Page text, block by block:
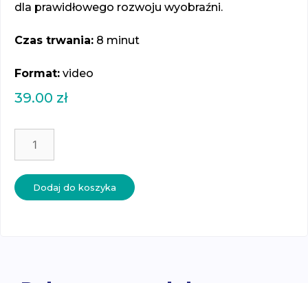
dla prawidłowego rozwoju wyobraźni.
Czas trwania: 8 minut
Format: video
39.00 zł
Mity
Montessori
nie
Dodaj do koszyka